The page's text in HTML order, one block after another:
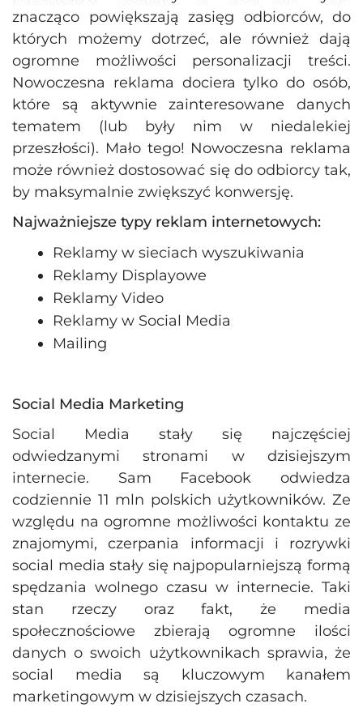
znacząco powiększają zasięg odbiorców, do
których możemy dotrzeć, ale również dają
ogromne możliwości personalizacji treści.
Nowoczesna reklama dociera tylko do osób,
które są aktywnie zainteresowane danych
tematem (lub były nim w niedalekiej
przeszłości). Mało tego! Nowoczesna reklama
może również dostosować się do odbiorcy tak,
by maksymalnie zwiększyć konwersję.
Najważniejsze typy reklam internetowych:
Reklamy w sieciach wyszukiwania
Reklamy Displayowe
Reklamy Video
Reklamy w Social Media
Mailing
Social Media Marketing
Social Media stały się najczęściej
odwiedzanymi stronami w dzisiejszym
internecie. Sam Facebook odwiedza
codziennie 11 mln polskich użytkowników. Ze
względu na ogromne możliwości kontaktu ze
znajomymi, czerpania informacji i rozrywki
social media stały się najpopularniejszą formą
spędzania wolnego czasu w internecie. Taki
stan rzeczy oraz fakt, że media
społecznościowe zbierają ogromne ilości
danych o swoich użytkownikach sprawia, że
social media są kluczowym kanałem
marketingowym w dzisiejszych czasach.